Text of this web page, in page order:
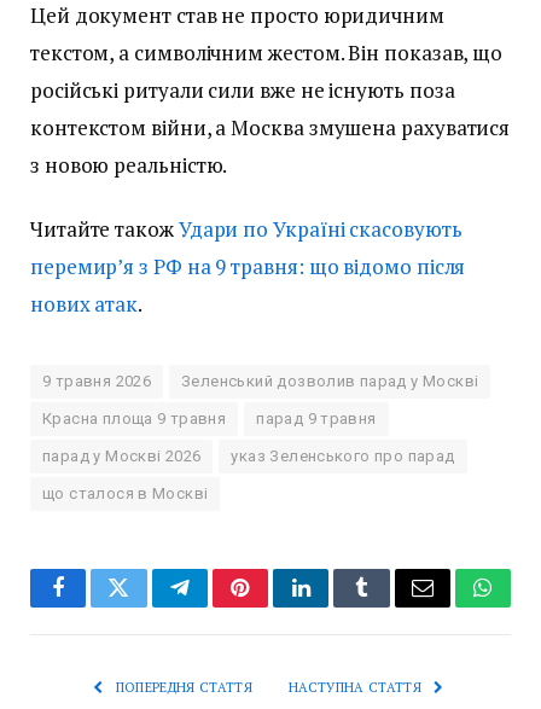
Цей документ став не просто юридичним
текстом, а символічним жестом. Він показав, що
російські ритуали сили вже не існують поза
контекстом війни, а Москва змушена рахуватися
з новою реальністю.
Читайте такожУдари по Україні скасовують
перемир’я з РФ на 9 травня: що відомо після
нових атак.
9 травня 2026 Зеленський дозволив парад у Москві
Красна площа 9 травня парад 9 травня
парад у Москві 2026 указ Зеленського про парад
що сталося в Москві
FacebookTwitterTelegramPinterestLinkedInTumblrEmail
ПОПЕРЕДНЯ СТАТТЯ НАСТУПНА СТАТТЯ